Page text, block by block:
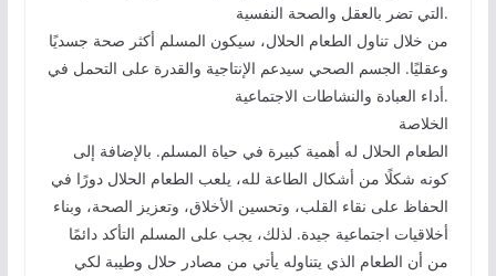
التي تضر بالعقل والصحة النفسية.
من خلال تناول الطعام الحلال، سيكون المسلم أكثر صحة جسديًا
وعقليًا. الجسم الصحي سيدعم الإنتاجية والقدرة على التحمل في
أداء العبادة والنشاطات الاجتماعية.
الخلاصة
الطعام الحلال له أهمية كبيرة في حياة المسلم. بالإضافة إلى
كونه شكلًا من أشكال الطاعة لله، يلعب الطعام الحلال دورًا في
الحفاظ على نقاء القلب، وتحسين الأخلاق، وتعزيز الصحة، وبناء
أخلاقيات اجتماعية جيدة. لذلك، يجب على المسلم التأكد دائمًا
من أن الطعام الذي يتناوله يأتي من مصادر حلال وطيبة لكي